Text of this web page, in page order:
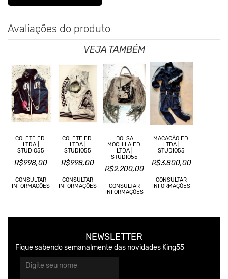
Avaliações do produto
VEJA TAMBÉM
COLETE ED.
LTDA |
STUDIO55
R$998,00
CONSULTAR
INFORMAÇÕES
COLETE ED.
LTDA |
STUDIO55
R$998,00
CONSULTAR
INFORMAÇÕES
BOLSA
MOCHILA ED.
LTDA |
STUDIO55
R$2.200,00
CONSULTAR
INFORMAÇÕES
MACACÃO ED.
LTDA |
STUDIO55
R$3.800,00
CONSULTAR
INFORMAÇÕES
NEWSLETTER
Fique sabendo semanalmente das novidades King55